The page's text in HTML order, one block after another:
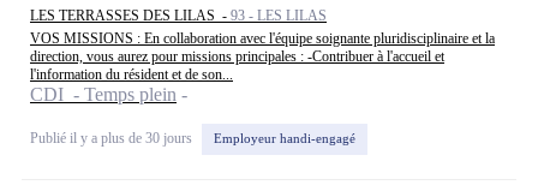
LES TERRASSES DES LILAS - 93 - LES LILAS
VOS MISSIONS : En collaboration avec l'équipe soignante pluridisciplinaire et la
direction, vous aurez pour missions principales : -Contribuer à l'accueil et
l'information du résident et de son...
CDI - Temps plein
Publié il y a plus de 30 jours Employeur handi-engagé